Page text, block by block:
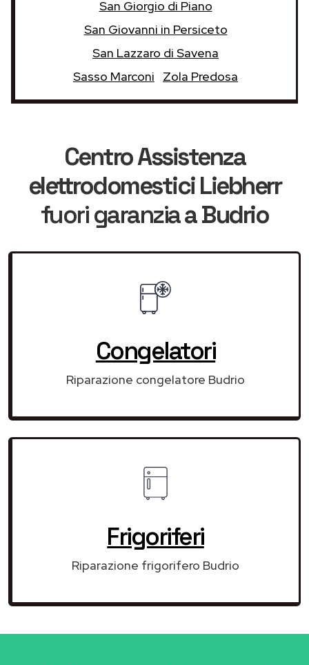
San Giorgio di Piano
San Giovanni in Persiceto
San Lazzaro di Savena
Sasso Marconi
Zola Predosa
Centro Assistenza
elettrodomestici Liebherr
fuori garanziaa Budrio
Congelatori
Riparazione congelatore Budrio
Frigoriferi
Riparazione frigorifero Budrio